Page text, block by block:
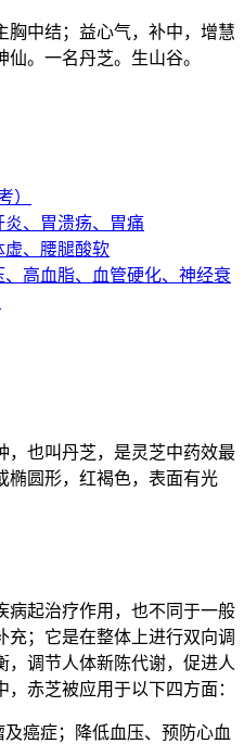
胸中结；益心气，补中，增慧
。一名丹芝。生山谷。
）
炎、胃溃疡、胃痛
虚、腰腿酸软
、高血脂、血管硬化、神经衰
，也叫丹芝，是灵芝中药效最
椭圆形，红褐色，表面有光
病起治疗作用，也不同于一般
；它是在整体上进行双向调
，调节人体新陈代谢，促进人
赤芝被应用于以下四方面：
癌症；降低血压、预防心血